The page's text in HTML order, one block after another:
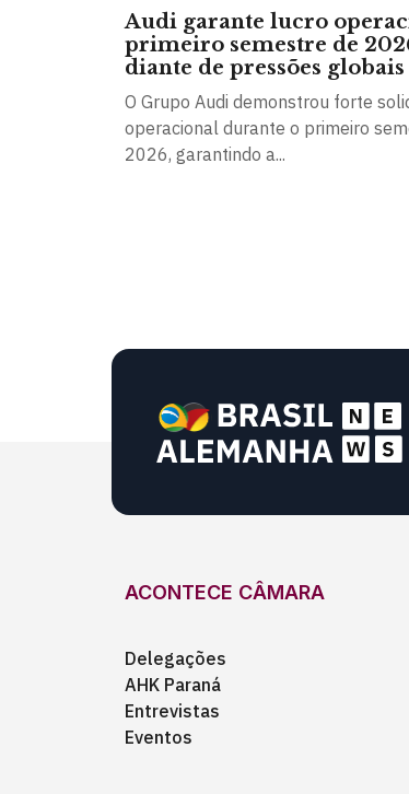
Audi garante lucro
primeiro semestre de
diante de pressões globais
O Grupo Audi demonstrou forte
operacional durante o primeiro
2026, garantindo a...
ACONTECE CÂMARA
Delegações
AHK Paraná
Entrevistas
Eventos